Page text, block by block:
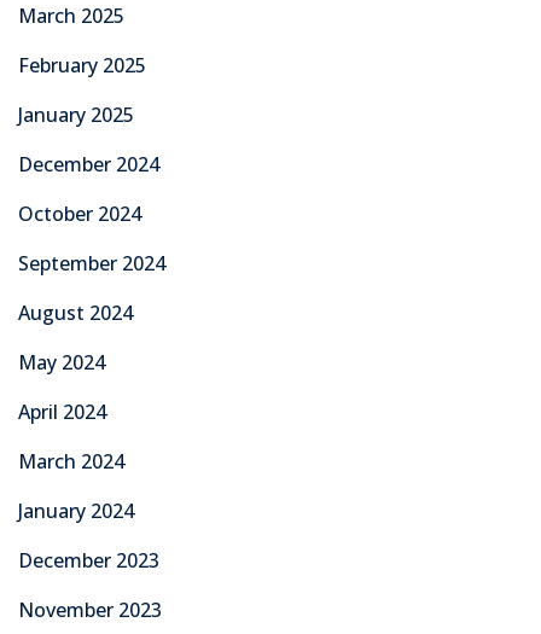
March 2025
February 2025
January 2025
December 2024
October 2024
September 2024
August 2024
May 2024
April 2024
March 2024
January 2024
December 2023
November 2023